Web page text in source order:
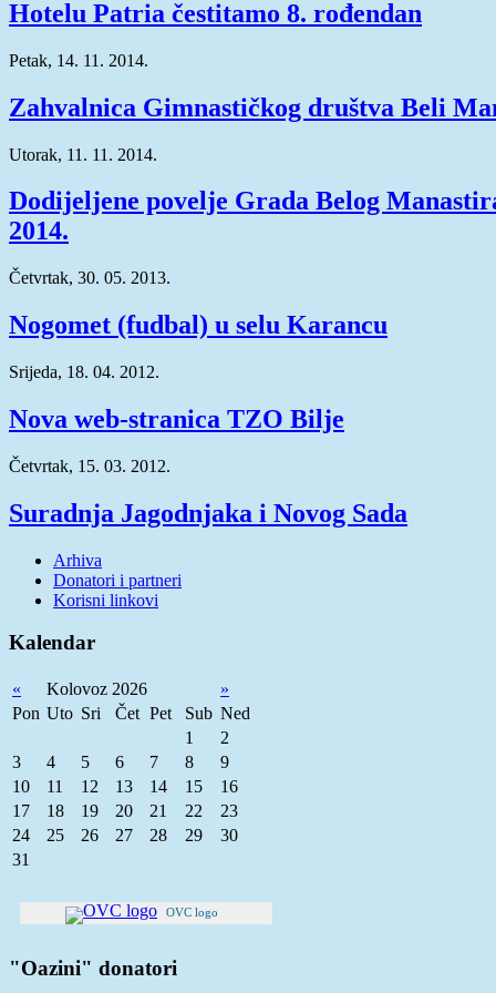
Hotelu Patria čestitamo 8. rođendan
Petak, 14. 11. 2014.
Zahvalnica Gimnastičkog društva Beli
Utorak, 11. 11. 2014.
Dodijeljene povelje Grada Belog
2014.
Četvrtak, 30. 05. 2013.
Nogomet (fudbal) u selu Karancu
Srijeda, 18. 04. 2012.
Nova web-stranica TZO Bilje
Četvrtak, 15. 03. 2012.
Suradnja Jagodnjaka i Novog Sada
Arhiva
Donatori i partneri
Korisni linkovi
Kalendar
« Kolovoz 2026
»
Pon Uto Sri Čet Pet Sub Ned
1
2
3
4 5 6 7 8
9
10
11 12 13 14 15
16
17
18 19 20 21 22
23
24
25 26 27 28 29
30
31
OVC logo
"Oazini" donatori